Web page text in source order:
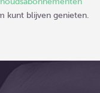
kunt blijven genieten.